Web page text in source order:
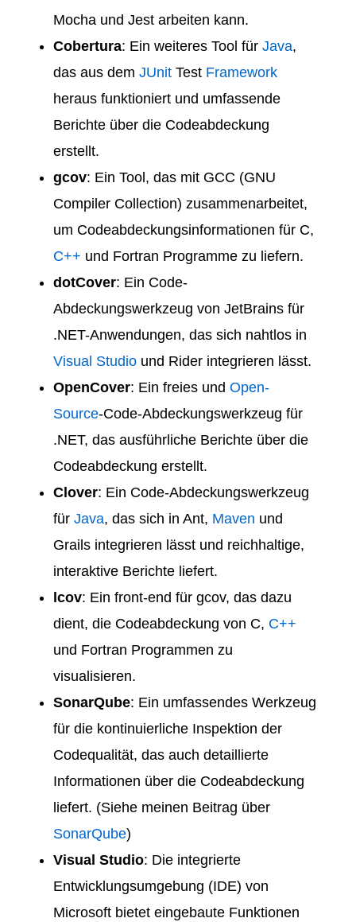
Mocha und Jest arbeiten kann.
Cobertura: Ein weiteres Tool für Java,
das aus dem JUnit Test Framework
heraus funktioniert und umfassende
Berichte über die Codeabdeckung
erstellt.
gcov: Ein Tool, das mit GCC (GNU
Compiler Collection) zusammenarbeitet,
um Codeabdeckungsinformationen für C,
C++ und Fortran Programme zu liefern.
dotCover: Ein Code-
Abdeckungswerkzeug von JetBrains für
.NET-Anwendungen, das sich nahtlos in
Visual Studio und Rider integrieren lässt.
OpenCover: Ein freies und Open-
Source-Code-Abdeckungswerkzeug für
.NET, das ausführliche Berichte über die
Codeabdeckung erstellt.
Clover: Ein Code-Abdeckungswerkzeug
für Java, das sich in Ant, Maven und
Grails integrieren lässt und reichhaltige,
interaktive Berichte liefert.
lcov: Ein front-end für gcov, das dazu
dient, die Codeabdeckung von C, C++
und Fortran Programmen zu
visualisieren.
SonarQube: Ein umfassendes Werkzeug
für die kontinuierliche Inspektion der
Codequalität, das auch detaillierte
Informationen über die Codeabdeckung
liefert. (Siehe meinen Beitrag über
SonarQube)
Visual Studio: Die integrierte
Entwicklungsumgebung (IDE) von
Microsoft bietet eingebaute Funktionen